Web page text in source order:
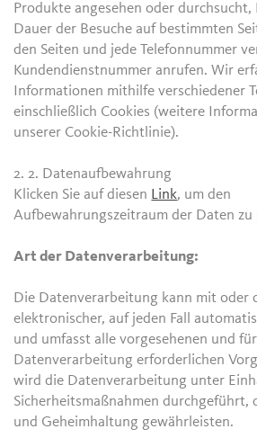
Produkte angesehen oder durchsucht,
Dauer der Besuche auf bestimmten
den Seiten und jede Telefonnummer
Kundendienstnummer anrufen. Wir
Informationen mithilfe verschiedener
einschließlich Cookies (weitere
unserer Cookie-Richtlinie).
2. 2. Datenaufbewahrung
Klicken Sie auf diesen Link, um den
Aufbewahrungszeitraum der Daten zu
Art der Datenverarbeitung:
Die Datenverarbeitung kann mit oder
elektronischer, auf jeden Fall
und umfasst alle vorgesehenen und
Datenverarbeitung erforderlichen
wird die Datenverarbeitung unter
Sicherheitsmaßnahmen durchgeführt,
und Geheimhaltung gewährleisten.